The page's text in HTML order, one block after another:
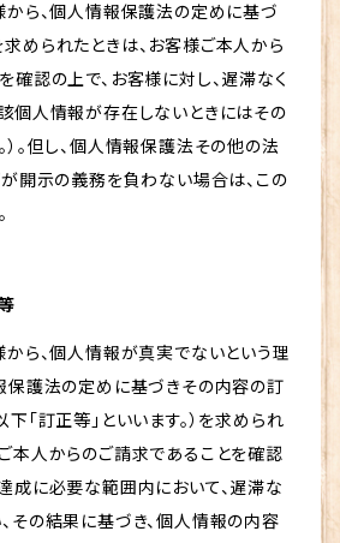
から、個人情報保護法の定めに基づ
められたときは、お客様ご本人から
確認の上で、お客様に対し、遅滞なく
個人情報が存在しないときにはその
）。但し、個人情報保護法その他の法
が開示の義務を負わない場合は、この
から、個人情報が真実でないという理
保護法の定めに基づきその内容の訂
「訂正等」といいます。）を求められ
本人からのご請求であることを確認
成に必要な範囲内において、遅滞な
その結果に基づき、個人情報の内容